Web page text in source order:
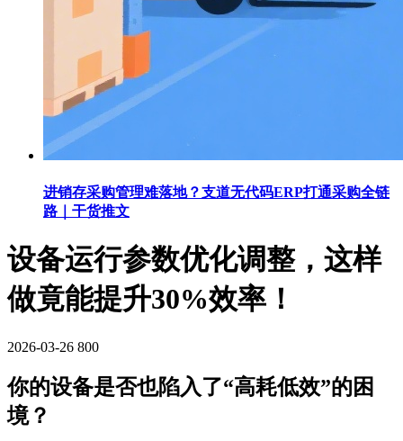
进销存采购管理难落地？支道无代码ERP打通采购全链
路｜干货推文
设备运行参数优化调整，这样
做竟能提升30%效率！
2026-03-26 800
你的设备是否也陷入了“高耗低效”的困
境？